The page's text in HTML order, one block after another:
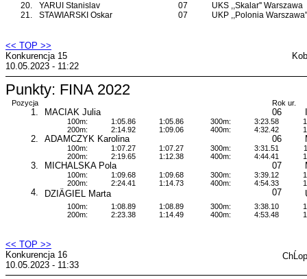
20.
YARUI Stanislav 07
UKS ,,Skalar'' Warszawa
21.
STAWIARSKI Oskar 07 UKP ,,Polonia Warszawa''
<< TOP >>
Konkurencja 15
10.05.2023 - 11:22
Punkty: FINA 2022
Pozycja Rok ur.
1. MACIAK Julia 06
100m:
200m:
1:05.86
2:14.92
1:05.86
1:09.06
300m:
400m:
3:23.58
4:32.42
2. ADAMCZYK Karolina 06
100m:
200m:
1:07.27
2:19.65
1:07.27
1:12.38
300m:
400m:
3:31.51
4:44.41
3. MICHALSKA Pola 07
100m:
200m:
1:09.68
2:24.41
1:09.68
1:14.73
300m:
400m:
3:39.12
4:54.33
4. DZIÄGIEL Marta 07
100m:
200m:
1:08.89
2:23.38
1:08.89
1:14.49
300m:
400m:
3:38.10
4:53.48
<< TOP >>
Konkurencja 16
10.05.2023 - 11:33